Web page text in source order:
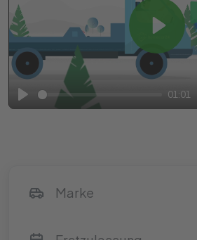
Play
01:01
Play